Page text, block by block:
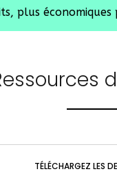
plus
TÉLÉCHARGEZ LES